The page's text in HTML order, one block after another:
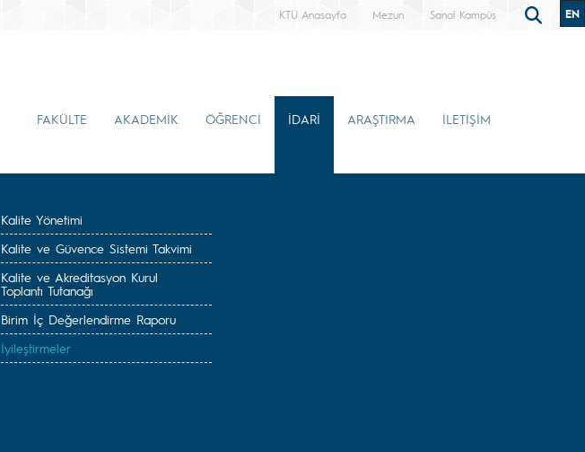
KTÜ Anasayfa Mezun Sanal Kampüs EN
FAKÜLTE AKADEMİK ÖĞRENCİ İDARİ ARAŞTIRMA İLETİŞİM
Kalite Yönetimi
Kalite ve Güvence Sistemi Takvimi
Kalite ve Akreditasyon Kurul
Toplantı Tutanağı
Birim İç Değerlendirme Raporu
İyileştirmeler